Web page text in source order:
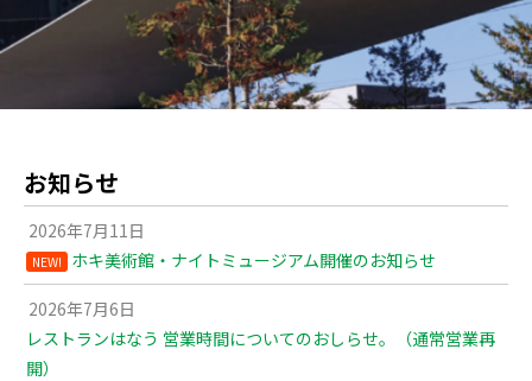
お知らせ
2026年7月11日
NEW! ホキ美術館・ナイトミュージアム開催のお知らせ
2026年7月6日
レストランはなう 営業時間についてのおしらせ。（通常営業再
開）